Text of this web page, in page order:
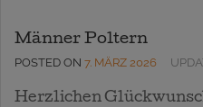
Männer Poltern
POSTED ON 7. MÄRZ 2026
Herzlichen